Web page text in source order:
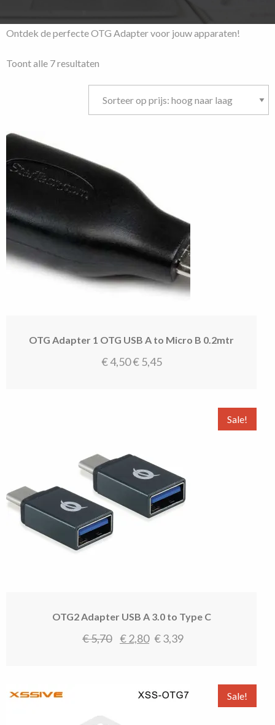
Ontdek de perfecte OTG Adapter voor jouw apparaten!
Toont alle 7 resultaten
OTG Adapter 1 OTG USB A to Micro B 0.2mtr
€4,50 €5,45
Sale!
OTG2 Adapter USB A 3.0 to Type C
€5,70
Oorspronkelijke
€ 5,70.
€ 2,80 Huidige
€ 2,80.
€3,39
Sale!